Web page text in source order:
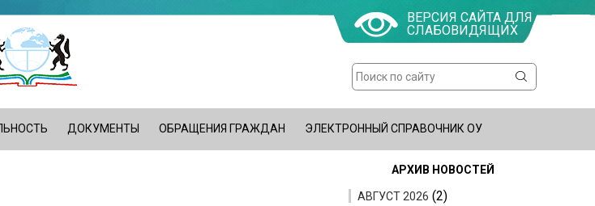
Форма
поиска
Поиск
ВЕРСИЯ САЙТА ДЛЯ
СЛАБОВИДЯЩИХ
ДОКУМЕНТЫ ОБРАЩЕНИЯ ГРАЖДАН ЭЛЕКТРОННЫЙ СПРАВОЧНИК ОУ
АРХИВ НОВОСТЕЙ
АВГУСТ 2026 (2)